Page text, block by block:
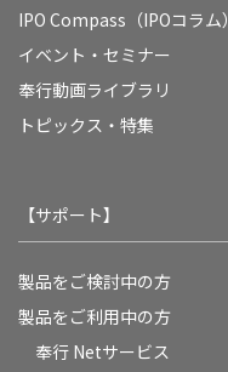
IPO Compass（IPOコラム）
イベント・セミナー
奉行動画ライブラリ
トピックス・特集
【サポート】
製品をご検討中の方
製品をご利用中の方
奉行 Netサービス